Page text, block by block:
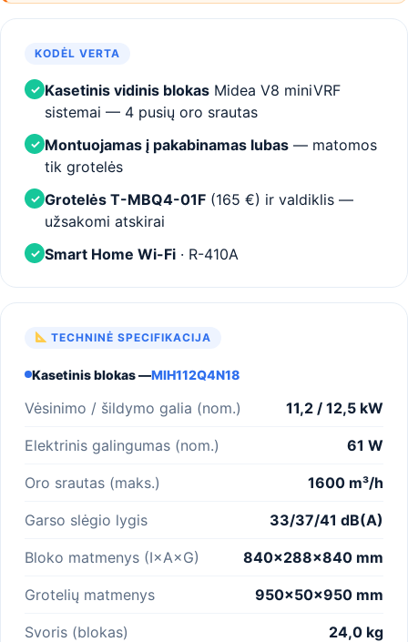
KODĖL VERTA
✓ Kasetinis vidinis blokas Midea V8 miniVRF
sistemai — 4 pusių oro srautas
✓ Montuojamas į pakabinamas lubas — matomos
tik grotelės
✓ Grotelės T-MBQ4-01F (165 €) ir valdiklis —
užsakomi atskirai
✓ Smart Home Wi-Fi · R-410A
TECHNINĖ SPECIFIKACIJA
Kasetinis blokas —MIH112Q4N18
Vėsinimo / šildymo galia (nom.) 11,2 / 12,5 kW
Elektrinis galingumas (nom.) 61 W
Oro srautas (maks.) 1600 m³/h
Garso slėgio lygis 33/37/41 dB(A)
Bloko matmenys (I×A×G) 840×288×840 mm
Grotelių matmenys 950×50×950 mm
Svoris (blokas) 24,0 kg